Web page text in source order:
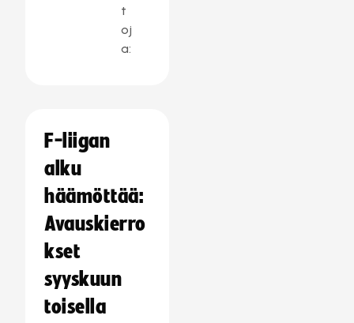
t
oj
a:
F-liigan
alku
häämöttää:
Avauskierro
kset
syyskuun
toisella